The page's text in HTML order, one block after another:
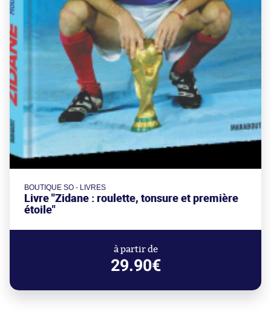
BOUTIQUE SO - LIVRES
Livre "Zidane : roulette, tonsure et première
étoile"
à partir de
29.90€